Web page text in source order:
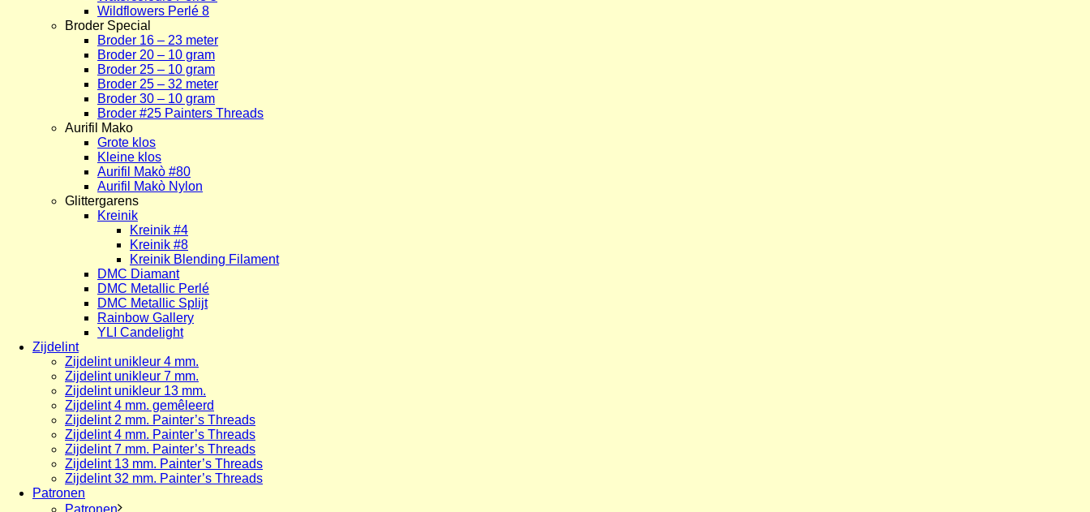
Wildflowers Perlé 8
Broder Special
Broder 16 – 23 meter
Broder 20 – 10 gram
Broder 25 – 10 gram
Broder 25 – 32 meter
Broder 30 – 10 gram
Broder #25 Painters Threads
Aurifil Mako
Grote klos
Kleine klos
Aurifil Makò #80
Aurifil Makò Nylon
Glittergarens
Kreinik
Kreinik #4
Kreinik #8
Kreinik Blending Filament
DMC Diamant
DMC Metallic Perlé
DMC Metallic Splijt
Rainbow Gallery
YLI Candelight
Zijdelint
Zijdelint unikleur 4 mm.
Zijdelint unikleur 7 mm.
Zijdelint unikleur 13 mm.
Zijdelint 4 mm. gemêleerd
Zijdelint 2 mm. Painter’s Threads
Zijdelint 4 mm. Painter’s Threads
Zijdelint 7 mm. Painter’s Threads
Zijdelint 13 mm. Painter’s Threads
Zijdelint 32 mm. Painter’s Threads
Patronen
Patronen